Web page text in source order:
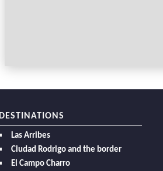
DESTINATIONS
Las Arribes
Ciudad Rodrigo and the border
El Campo Charro